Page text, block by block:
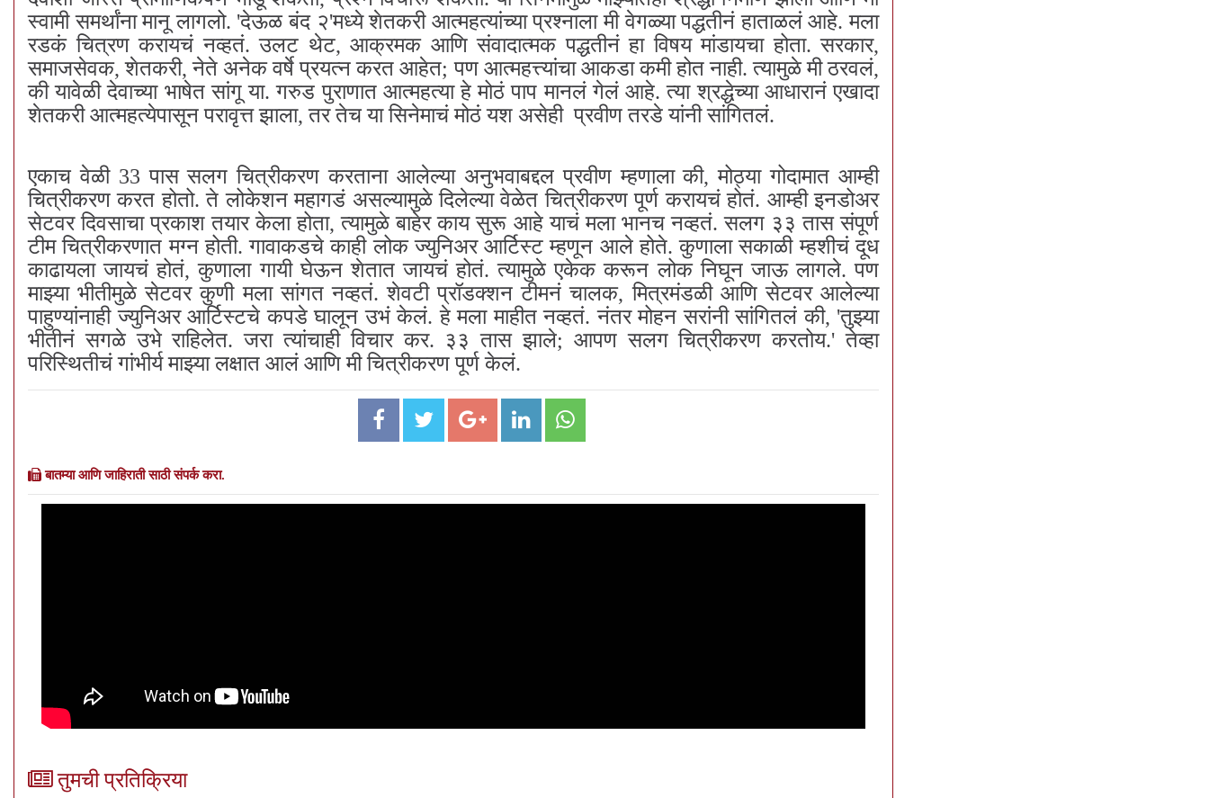
स्वामी समर्थांना मानू लागलो. 'देऊळ बंद २'मध्ये शेतकरी आत्महत्यांच्या प्रश्नाला मी वेगळ्या पद्धतीनं हाताळलं आहे. मला
रडकं चित्रण करायचं नव्हतं. उलट थेट, आक्रमक आणि संवादात्मक पद्धतीनं हा विषय मांडायचा होता. सरकार,
समाजसेवक, शेतकरी, नेते अनेक वर्षे प्रयत्न करत आहेत; पण आत्महत्त्यांचा आकडा कमी होत नाही. त्यामुळे मी ठरवलं,
की यावेळी देवाच्या भाषेत सांगू या. गरुड पुराणात आत्महत्या हे मोठं पाप मानलं गेलं आहे. त्या श्रद्धेच्या आधारानं एखादा
शेतकरी आत्महत्येपासून परावृत्त झाला, तर तेच या सिनेमाचं मोठं यश असेही प्रवीण तरडे यांनी सांगितलं.
एकाच वेळी 33 पास सलग चित्रीकरण करताना आलेल्या अनुभवाबद्दल प्रवीण म्हणाला की, मोठ्या गोदामात आम्ही
चित्रीकरण करत होतो. ते लोकेशन महागडं असल्यामुळे दिलेल्या वेळेत चित्रीकरण पूर्ण करायचं होतं. आम्ही इनडोअर
सेटवर दिवसाचा प्रकाश तयार केला होता, त्यामुळे बाहेर काय सुरू आहे याचं मला भानच नव्हतं. सलग ३३ तास संपूर्ण
टीम चित्रीकरणात मग्न होती. गावाकडचे काही लोक ज्युनिअर आर्टिस्ट म्हणून आले होते. कुणाला सकाळी म्हशीचं दूध
काढायला जायचं होतं, कुणाला गायी घेऊन शेतात जायचं होतं. त्यामुळे एकेक करून लोक निघून जाऊ लागले. पण
माझ्या भीतीमुळे सेटवर कुणी मला सांगत नव्हतं. शेवटी प्रॉडक्शन टीमनं चालक, मित्रमंडळी आणि सेटवर आलेल्या
पाहुण्यांनाही ज्युनिअर आर्टिस्टचे कपडे घालून उभं केलं. हे मला माहीत नव्हतं. नंतर मोहन सरांनी सांगितलं की, 'तुझ्या
भीतीनं सगळे उभे राहिलेत. जरा त्यांचाही विचार कर. ३३ तास झाले; आपण सलग चित्रीकरण करतोय.' तेव्हा
परिस्थितीचं गांभीर्य माझ्या लक्षात आलं आणि मी चित्रीकरण पूर्ण केलं.
बातम्या आणि जाहिराती साठी संपर्क करा.
तुमची प्रतिक्रिया